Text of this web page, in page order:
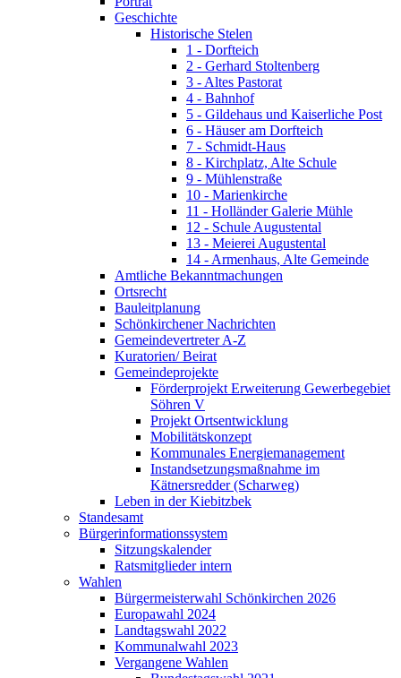
Geschichte
Historische Stelen
1 - Dorfteich
2 - Gerhard Stoltenberg
3 - Altes Pastorat
4 - Bahnhof
5 - Gildehaus und Kaiserliche Post
6 - Häuser am Dorfteich
7 - Schmidt-Haus
8 - Kirchplatz, Alte Schule
9 - Mühlenstraße
10 - Marienkirche
11 - Holländer Galerie Mühle
12 - Schule Augustental
13 - Meierei Augustental
14 - Armenhaus, Alte Gemeinde
Amtliche Bekanntmachungen
Ortsrecht
Bauleitplanung
Schönkirchener Nachrichten
Gemeindevertreter A-Z
Kuratorien/ Beirat
Gemeindeprojekte
Förderprojekt Erweiterung Gewerbegebiet
Söhren V
Projekt Ortsentwicklung
Mobilitätskonzept
Kommunales Energiemanagement
Instandsetzungsmaßnahme im
Kätnersredder (Scharweg)
Leben in der Kiebitzbek
Standesamt
Bürgerinformationssystem
Sitzungskalender
Ratsmitglieder intern
Wahlen
Bürgermeisterwahl Schönkirchen 2026
Europawahl 2024
Landtagswahl 2022
Kommunalwahl 2023
Vergangene Wahlen